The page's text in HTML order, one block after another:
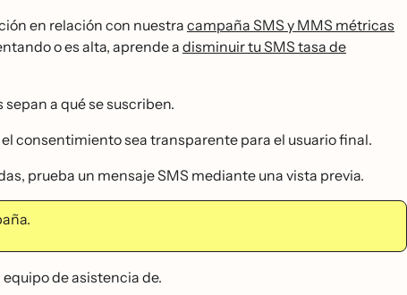
en relación con nuestra campaña SMS y MMS métricas
o es alta, aprende a disminuir tu SMS tasa de
sepan a qué se suscriben.
consentimiento sea transparente para el usuario final.
prueba un mensaje SMS mediante una vista previa.
de asistencia de.